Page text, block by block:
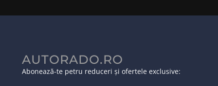
AUTORADO.RO
Abonează-te petru reduceri și ofertele exclusive: